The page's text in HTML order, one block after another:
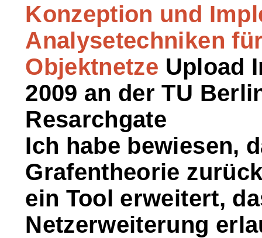
Konzeption und
Analysetechniken
Objektnetze Upload
2009 an der TU
Resarchgate
Ich habe bewiesen,
Grafentheorie
ein Tool erweitert,
Netzerweiterung